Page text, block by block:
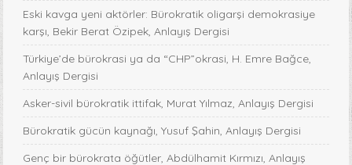
Eski kavga yeni aktörler: Bürokratik oligarşi demokrasiye
karşı, Bekir Berat Özipek, Anlayış Dergisi
Türkiye’de bürokrasi ya da “CHP”okrasi, H. Emre Bağce,
Anlayış Dergisi
Asker-sivil bürokratik ittifak, Murat Yılmaz, Anlayış Dergisi
Bürokratik gücün kaynağı, Yusuf Şahin, Anlayış Dergisi
Genç bir bürokrata öğütler, Abdülhamit Kırmızı, Anlayış